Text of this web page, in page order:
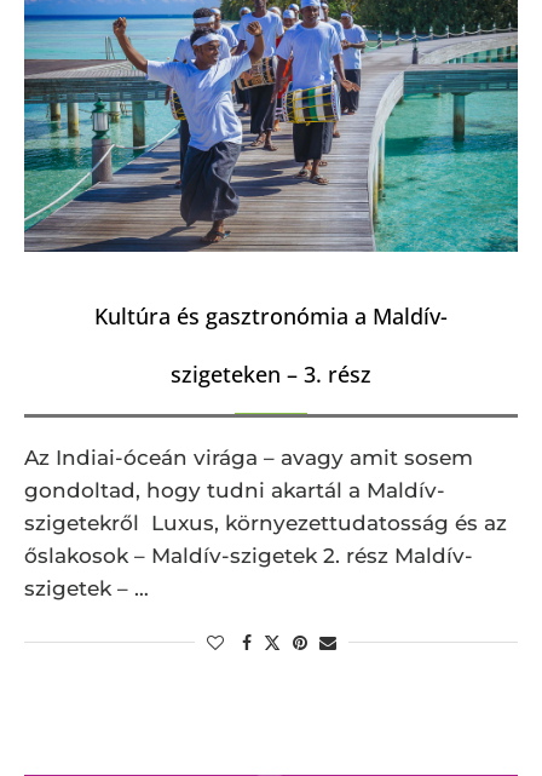
Kultúra és gasztronómia a Maldív-
szigeteken – 3. rész
Az Indiai-óceán virága – avagy amit sosem
gondoltad, hogy tudni akartál a Maldív-
szigetekről Luxus, környezettudatosság és az
őslakosok – Maldív-szigetek 2. rész Maldív-
szigetek – …